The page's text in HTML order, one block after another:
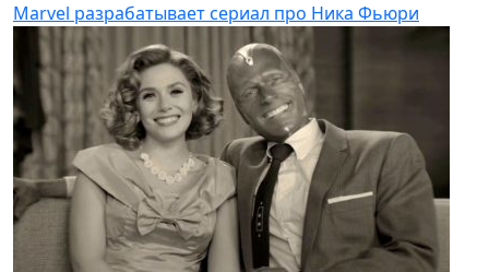
Marvel разрабатывает сериал про Ника Фьюри